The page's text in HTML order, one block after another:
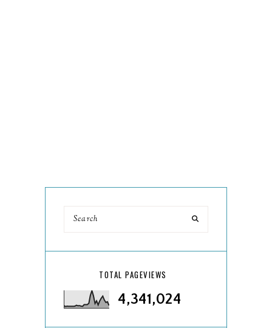
TOTAL PAGEVIEWS
4,341,024